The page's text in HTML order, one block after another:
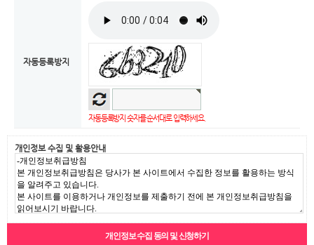
자동등록방지
자동등록방지 숫자를 순서대로 입력하세요.
개인정보 수집 및 활용안내